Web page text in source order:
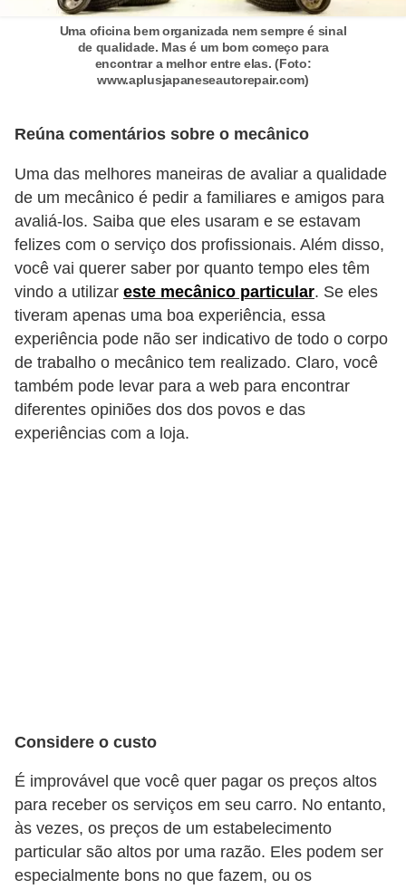
Uma oficina bem organizada nem sempre é sinal
de qualidade. Mas é um bom começo para
encontrar a melhor entre elas. (Foto:
www.aplusjapaneseautorepair.com)
Reúna comentários sobre o mecânico
Uma das melhores maneiras de avaliar a qualidade
de um mecânico é pedir a familiares e amigos para
avaliá-los. Saiba que eles usaram e se estavam
felizes com o serviço dos profissionais. Além disso,
você vai querer saber por quanto tempo eles têm
vindo a utilizar este mecânico particular. Se eles
tiveram apenas uma boa experiência, essa
experiência pode não ser indicativo de todo o corpo
de trabalho o mecânico tem realizado. Claro, você
também pode levar para a web para encontrar
diferentes opiniões dos dos povos e das
experiências com a loja.
Considere o custo
É improvável que você quer pagar os preços altos
para receber os serviços em seu carro. No entanto,
às vezes, os preços de um estabelecimento
particular são altos por uma razão. Eles podem ser
especialmente bons no que fazem, ou os
t
v
o
s
D
ú
v
i
d
a
s
i
s
e